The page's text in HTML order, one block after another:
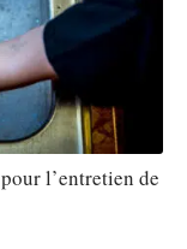
l’entretien de